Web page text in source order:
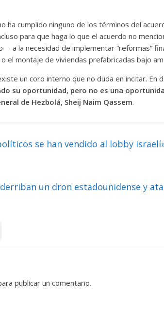
ha cumplido ninguno de los términos del
para que haga lo que el acuerdo no
a la necesidad de implementar “reformas”
el montaje de viviendas prefabricadas bajo
un coro interno que no duda en incitar. En
su oportunidad, pero no es una
de Hezbolá, Sheij Naim Qassem.
se han vendido al lobby
un dron estadounidense y
publicar un comentario.